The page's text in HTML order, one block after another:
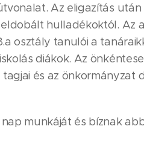
Az eligazítás
hulladékoktól. Az
osztály tanulói a
diákok. Az
és az önkormányzat
munkáját és bíznak